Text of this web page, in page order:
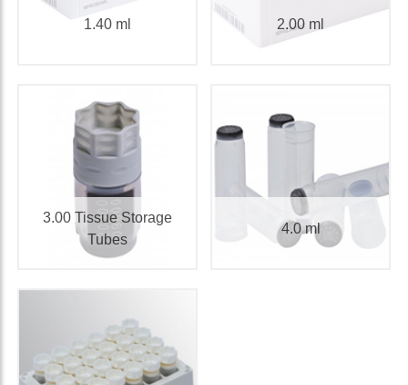
1.40 ml 2.00 ml
3.00 Tissue Storage
Tubes
4.0 ml